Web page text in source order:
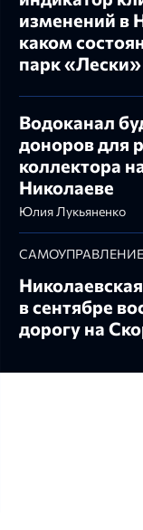
изменений в
каком
парк «Лески»
Водоканал
доноров для
коллектора
Николаеве
Юлия Лукьяненко
САМОУПРАВЛЕНИЕ
в сентябре
дорогу на